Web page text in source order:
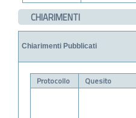
CHIARIMENTI
Chiarimenti Pubblicati
Protocollo Quesito